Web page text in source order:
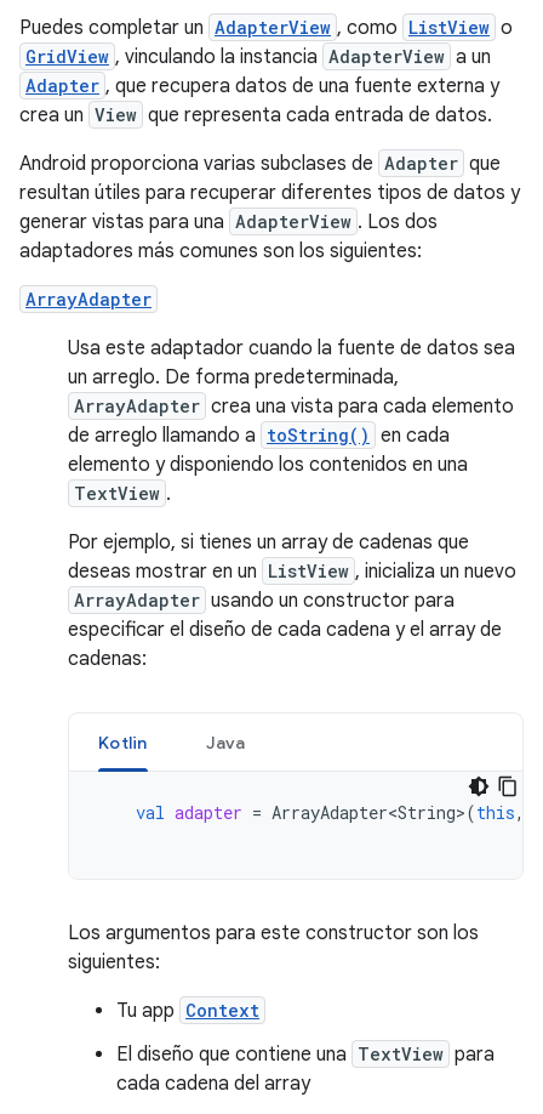
Puedes completar un AdapterView , como ListView o
GridView , vinculando la instancia AdapterView a un
Adapter , que recupera datos de una fuente externa y
crea un View que representa cada entrada de datos.
Android proporciona varias subclases de Adapter que
resultan útiles para recuperar diferentes tipos de datos y
generar vistas para una AdapterView . Los dos
adaptadores más comunes son los siguientes:
ArrayAdapter
Usa este adaptador cuando la fuente de datos sea
un arreglo. De forma predeterminada,
ArrayAdapter crea una vista para cada elemento
de arreglo llamando a toString() en cada
elemento y disponiendo los contenidos en una
TextView .
Por ejemplo, si tienes un array de cadenas que
deseas mostrar en un ListView , inicializa un nuevo
ArrayAdapter usando un constructor para
especificar el diseño de cada cadena y el array de
cadenas:
Kotlin Java
val adapter = ArrayAdapter<String>(this,
Los argumentos para este constructor son los
siguientes:
Tu app Context
El diseño que contiene una TextView para
cada cadena del array